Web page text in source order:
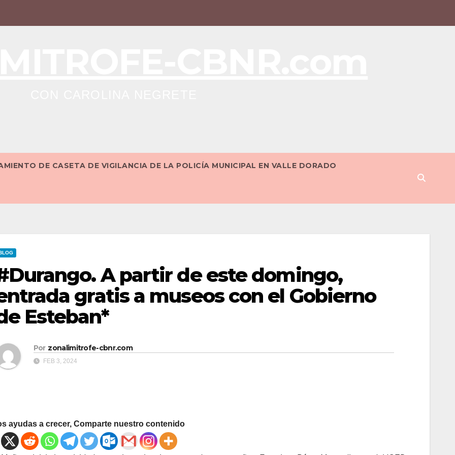
DE CASETA DE VIGILANCIA DE LA POLICÍA MUNICIPAL EN VALLE DORADO
A partir de este domingo,
gratis a museos con el Gobierno
Esteban*
Por zonalimitrofe-cbnr.com
FEB 3, 2024
ayudas a crecer, Comparte nuestro contenido